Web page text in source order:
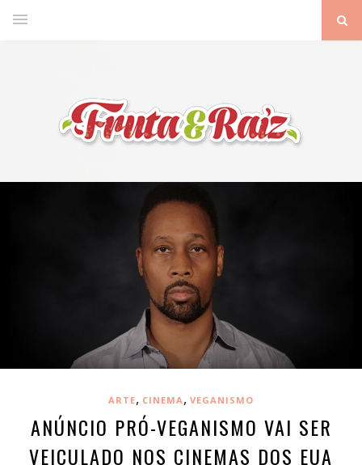
ARTE, CINEMA , VEGANISMO
ANÚNCIO PRÓ-VEGANISMO VAI SER
VEICULADO NOS CINEMAS DOS EUA